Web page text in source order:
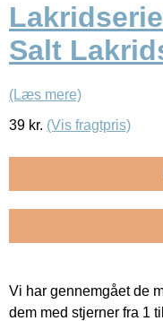
Salt
(Læs mere)
39 kr. (Vis fragtpris)
Vi har gennemgået de
dem med stjerner fra 1